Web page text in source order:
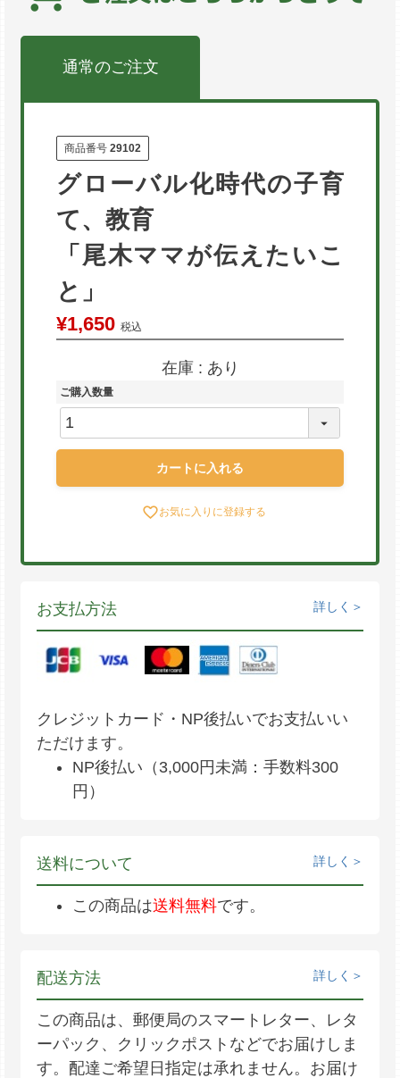
上海では子どもが興味を持って勉強できるようなカリキュラ
こんなに海外の教育現場は多様なのかと、目からウロコで
読んだ後スカッとします。
また、尾木ママが答えるＱ＆Ａは、質問もめちゃめちゃ身近
で、尾木ママの言葉で答える回答に、ほっとさせられること
なにしろ、尾木ママの大きな愛に、親も癒される素敵な本で
読んでから、思ったのは、
「尾木ママ、ますますだぁぁぁぁーい好き！！尾木ママ超面
白～い！！」
私のように悩める母の救世主になる本になること間違いなし
です。
通常のご注文
商品番号 29102
グローバル化時代の子育
て、教育
「尾木ママが伝えたいこ
と」
¥1,650 税込
在庫 あり
ご購入数量
カートに入れる
お気に入りに登録する
お支払方法 詳しく
クレジットカード・NP後払いでお支払いい
ただけます。
NP後払い（3,000円未満：手数料300
円）
送料について 詳しく
この商品は送料無料です。
配送方法 詳しく
この商品は、郵便局のスマートレター、レタ
ーパック、クリックポストなどでお届けしま
す。配達ご希望日指定は承れません。お届け